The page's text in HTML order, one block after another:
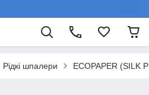
Рідкі шпалери ECOPAPER (SILK